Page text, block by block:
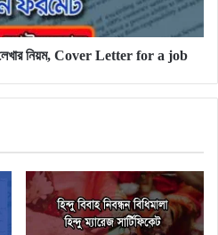
লেখার নিয়ম, Cover Letter for a job